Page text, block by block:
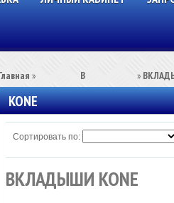
» ⠀⠀⠀⠀⠀⠀В⠀⠀⠀⠀⠀⠀⠀ »
KONE
Сортировать по:
ВКЛАДЫШИ KONE